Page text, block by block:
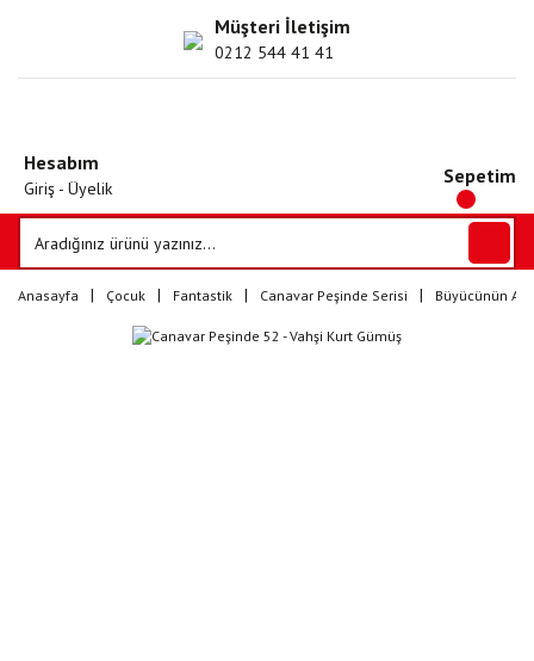
Müşteri İletişim
0212 544 41 41
Hesabım
Giriş - Üyelik
Sepetim
Anasayfa Çocuk Fantastik Canavar Peşinde Serisi Büyücünün